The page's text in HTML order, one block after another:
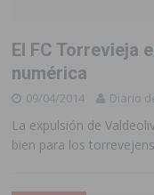
El FC Torrevieja
numérica
09/04/2014 Diario
La expulsión de
bien para los